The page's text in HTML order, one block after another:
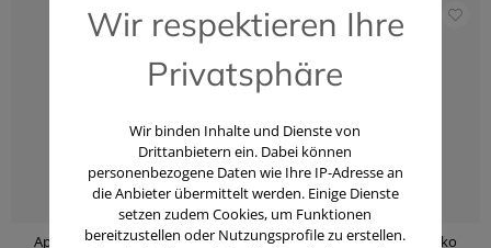
Apolife Eiweiß-Shake Neutral
Apolife Eiweiß-Shake Schoko
Wir respektieren Ihre
Privatsphäre
Wir binden Inhalte und Dienste von
Drittanbietern ein. Dabei können
personenbezogene Daten wie Ihre IP-Adresse an
die Anbieter übermittelt werden. Einige Dienste
setzen zudem Cookies, um Funktionen
bereitzustellen oder Nutzungsprofile zu erstellen.